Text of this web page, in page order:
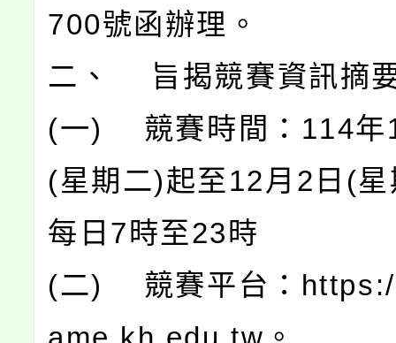
700號函辦理。
二、 旨揭競賽資訊摘
(一) 競賽時間：114年
(星期二)起至12月2日(
每日7時至23時
(二) 競賽平台：